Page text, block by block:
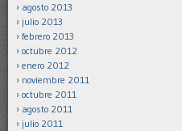
agosto 2013
julio 2013
febrero 2013
octubre 2012
enero 2012
noviembre 2011
octubre 2011
agosto 2011
julio 2011